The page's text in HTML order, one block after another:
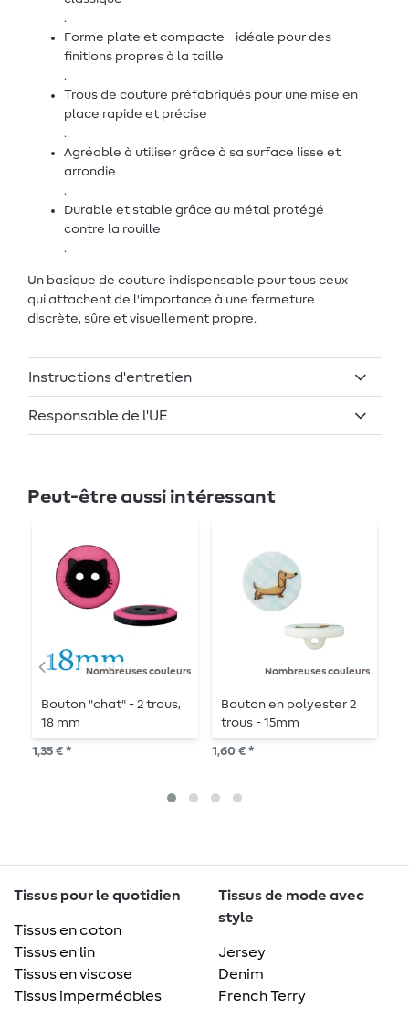
.
Forme plate et compacte - idéale pour des
finitions propres à la taille
.
Trous de couture préfabriqués pour une mise en
place rapide et précise
.
Agréable à utiliser grâce à sa surface lisse et
arrondie
.
Durable et stable grâce au métal protégé
contre la rouille
.
Un basique de couture indispensable pour tous ceux
qui attachent de l'importance à une fermeture
discrète, sûre et visuellement propre.
Instructions d'entretien
Responsable de l'UE
Peut-être aussi intéressant
Nombreuses couleurs
Bouton "chat" - 2 trous,
18 mm
1,35 € *
Nombreuses couleurs
Bouton en polyester 2
trous - 15mm
1,60 € *
Tissus pour le quotidien
Tissus en coton
Tissus en lin
Tissus en viscose
Tissus imperméables
Tissus de mode avec
style
Jersey
Denim
French Terry